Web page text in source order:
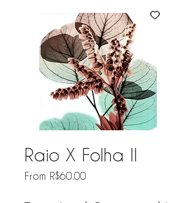
Raio X Folha II
From R$60.00